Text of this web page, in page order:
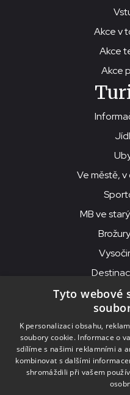
Akce v
Akce
Akce
Ve městě,
MB ve
© 2026MKS
MKS Beseda, příspěvková
IČO: 00091758, DIČ:
Tyto webové
K personalizaci obsahu,
soubory cookie. Informace o
sdílíme s našimi reklamními a
kombinovat s dalšími
shromáždili při vašem